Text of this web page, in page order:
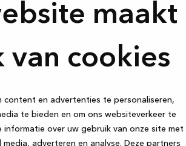
maakt
van cookies
content en advertenties te personaliseren,
te bieden en om ons websiteverkeer te
informatie over uw gebruik van onze site met
adverteren en analyse. Deze partners